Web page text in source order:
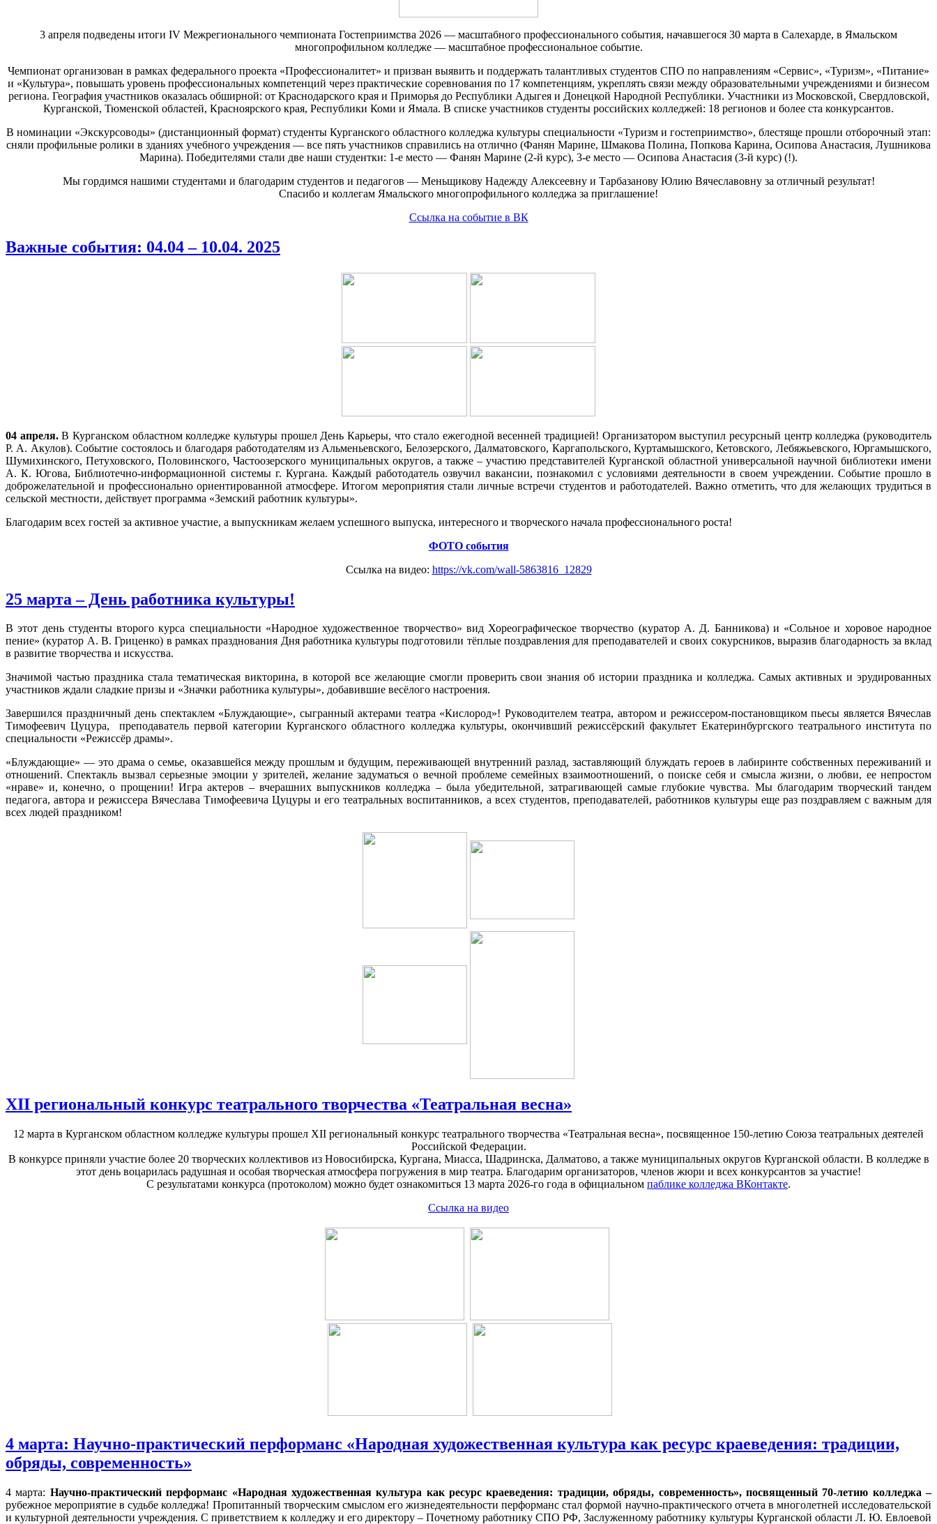
3 апреля подведены итоги IV Межрегионального чемпионата Гостеприимства 2026 — масштабного профессионального события, начавшегося 30 марта в Салехарде, в Ямальском
многопрофильном колледже — масштабное профессиональное событие.
Чемпионат организован в рамках федерального проекта «Профессионалитет» и призван выявить и поддержать талантливых студентов СПО по направлениям «Сервис», «Туризм», «Питание»
и «Культура», повышать уровень профессиональных компетенций через практические соревнования по 17 компетенциям, укреплять связи между образовательными учреждениями и бизнесом
региона. География участников оказалась обширной: от Краснодарского края и Приморья до Республики Адыгея и Донецкой Народной Республики. Участники из Московской, Свердловской,
Курганской, Тюменской областей, Красноярского края, Республики Коми и Ямала. В списке участников студенты российских колледжей: 18 регионов и более ста конкурсантов.
В номинации «Экскурсоводы» (дистанционный формат) студенты Курганского областного колледжа культуры специальности «Туризм и гостеприимство», блестяще прошли отборочный этап:
сняли профильные ролики в зданиях учебного учреждения — все пять участников справились на отлично (Фанян Марине, Шмакова Полина, Попкова Карина, Осипова Анастасия, Лушникова
Марина). Победителями стали две наши студентки: 1-е место — Фанян Марине (2-й курс), 3-е место — Осипова Анастасия (3-й курс) (!).
Мы гордимся нашими студентами и благодарим студентов и педагогов — Меньщикову Надежду Алексеевну и Тарбазанову Юлию Вячеславовну за отличный результат!
Спасибо и коллегам Ямальского многопрофильного колледжа за приглашение!
Ссылка на событие в ВК
Важные события: 04.04 – 10.04. 2025
04 апреля.В Курганском областном колледже культуры прошел День Карьеры, что стало ежегодной весенней традицией! Организатором выступил ресурсный центр колледжа (руководитель
Р. А. Акулов). Событие состоялось и благодаря работодателям из Альменьевского, Белозерского, Далматовского, Каргапольского, Куртамышского, Кетовского, Лебяжьевского, Юргамышского,
Шумихинского, Петуховского, Половинского, Частоозерского муниципальных округов, а также – участию представителей Курганской областной универсальной научной библиотеки имени
А. К. Югова, Библиотечно-информационной системы г. Кургана. Каждый работодатель озвучил вакансии, познакомил с условиями деятельности в своем учреждении. Событие прошло в
доброжелательной и профессионально ориентированной атмосфере. Итогом мероприятия стали личные встречи студентов и работодателей. Важно отметить, что для желающих трудиться в
сельской местности, действует программа «Земский работник культуры».
Благодарим всех гостей за активное участие, а выпускникам желаем успешного выпуска, интересного и творческого начала профессионального роста!
ФОТО события
Ссылка на видео: https://vk.com/wall-5863816_12829
25 марта – День работника культуры!
В этот день студенты второго курса специальности «Народное художественное творчество» вид Хореографическое творчество (куратор А. Д. Банникова) и «Сольное и хоровое народное
пение» (куратор А. В. Гриценко) в рамках празднования Дня работника культуры подготовили тёплые поздравления для преподавателей и своих сокурсников, выразив благодарность за вклад
в развитие творчества и искусства.
Значимой частью праздника стала тематическая викторина, в которой все желающие смогли проверить свои знания об истории праздника и колледжа. Самых активных и эрудированных
участников ждали сладкие призы и «Значки работника культуры», добавившие весёлого настроения.
Завершился праздничный день спектаклем «Блуждающие», сыгранный актерами театра «Кислород»! Руководителем театра, автором и режиссером-постановщиком пьесы является Вячеслав
Тимофеевич Цуцура, преподаватель первой категории Курганского областного колледжа культуры, окончивший режиссёрский факультет Екатеринбургского театрального института по
специальности «Режиссёр драмы».
«Блуждающие» — это драма о семье, оказавшейся между прошлым и будущим, переживающей внутренний разлад, заставляющий блуждать героев в лабиринте собственных переживаний и
отношений. Спектакль вызвал серьезные эмоции у зрителей, желание задуматься о вечной проблеме семейных взаимоотношений, о поиске себя и смысла жизни, о любви, ее непростом
«нраве» и, конечно, о прощении! Игра актеров – вчерашних выпускников колледжа – была убедительной, затрагивающей самые глубокие чувства. Мы благодарим творческий тандем
педагога, автора и режиссера Вячеслава Тимофеевича Цуцуры и его театральных воспитанников, а всех студентов, преподавателей, работников культуры еще раз поздравляем с важным для
всех людей праздником!
XII региональный конкурс театрального творчества «Театральная весна»
12 марта в Курганском областном колледже культуры прошел XII региональный конкурс театрального творчества «Театральная весна», посвященное 150-летию Союза театральных деятелей
Российской Федерации.
В конкурсе приняли участие более 20 творческих коллективов из Новосибирска, Кургана, Миасса, Шадринска, Далматово, а также муниципальных округов Курганской области. В колледже в
этот день воцарилась радушная и особая творческая атмосфера погружения в мир театра. Благодарим организаторов, членов жюри и всех конкурсантов за участие!
С результатами конкурса (протоколом) можно будет ознакомиться 13 марта 2026-го года в официальном паблике колледжа ВКонтакте.
Ссылка на видео
4 марта: Научно-практический перформанс «Народная художественная культура как ресурс краеведения: традиции,
обряды, современность»
4 марта: Научно-практический перформанс «Народная художественная культура как ресурс краеведения: традиции, обряды, современность», посвященный 70-летию колледжа –
рубежное мероприятие в судьбе колледжа! Пропитанный творческим смыслом его жизнедеятельности перформанс стал формой научно-практического отчета в многолетней исследовательской
и культурной деятельности учреждения. С приветствием к колледжу и его директору – Почетному работнику СПО РФ, Заслуженному работнику культуры Курганской области Л. Ю. Евлоевой